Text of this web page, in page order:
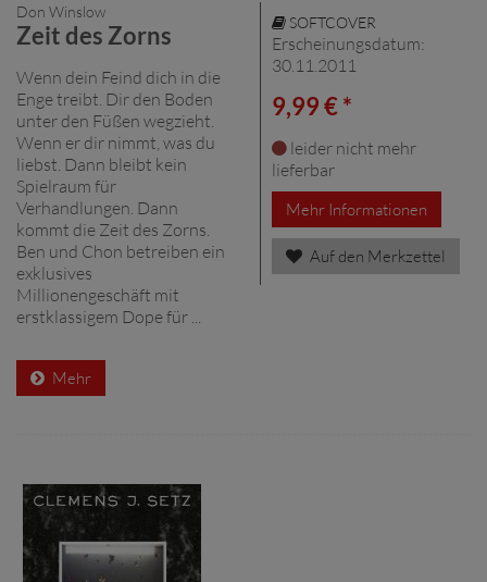
Don Winslow
Zeit des Zorns
Wenn dein Feind dich in die
Enge treibt. Dir den Boden
unter den Füßen wegzieht.
Wenn er dir nimmt, was du
liebst. Dann bleibt kein
Spielraum für
Verhandlungen. Dann
kommt die Zeit des Zorns.
Ben und Chon betreiben ein
exklusives
Millionengeschäft mit
erstklassigem Dope für ...
Mehr
SOFTCOVER
Erscheinungsdatum:
30.11.2011
9,99 € *
leider nicht mehr
lieferbar
Mehr Informationen
Auf den Merkzettel